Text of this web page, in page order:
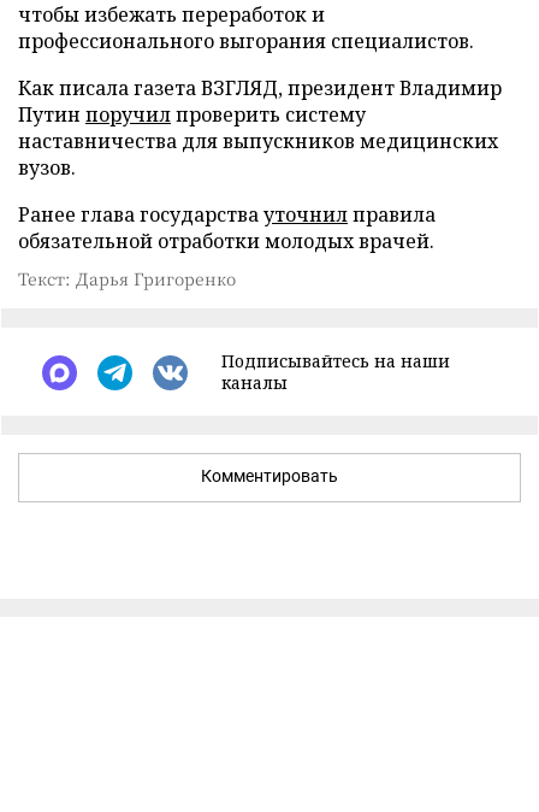
чтобы избежать переработок и
профессионального выгорания специалистов.
Как писала газета ВЗГЛЯД, президент Владимир
Путин поручилпроверить систему
наставничества для выпускников медицинских
вузов.
Ранее глава государствауточнилправила
обязательной отработки молодых врачей.
Текст: Дарья Григоренко
Подписывайтесь на наши
каналы
Комментировать